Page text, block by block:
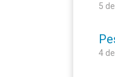
5
4